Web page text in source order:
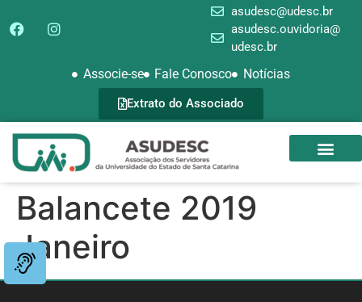
asudesc@udesc.br
asudesc.ouvidoria@
udesc.br
Associe-se Fale Conosco Notícias
Extrato do Associado
Balancete 2019
Janeiro